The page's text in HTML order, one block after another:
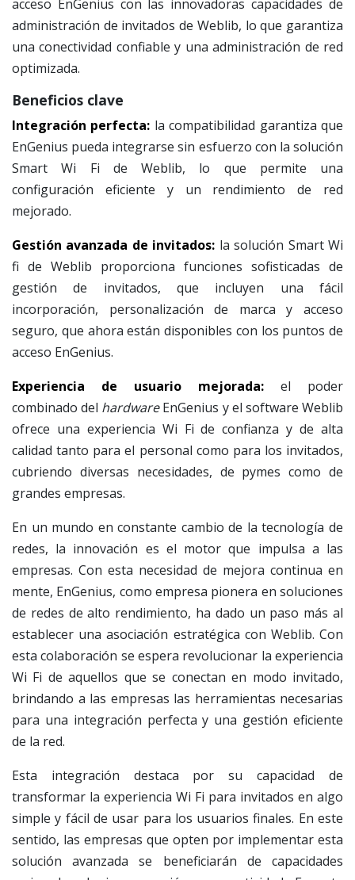
acceso EnGenius con las innovadoras capacidades de
administración de invitados de Weblib, lo que garantiza
una conectividad confiable y una administración de red
optimizada.
Beneficios clave
Integración perfecta: la compatibilidad garantiza que
EnGenius pueda integrarse sin esfuerzo con la solución
Smart Wi Fi de Weblib, lo que permite una
configuración eficiente y un rendimiento de red
mejorado.
Gestión avanzada de invitados: la solución Smart Wi
fi de Weblib proporciona funciones sofisticadas de
gestión de invitados, que incluyen una fácil
incorporación, personalización de marca y acceso
seguro, que ahora están disponibles con los puntos de
acceso EnGenius.
Experiencia de usuario mejorada: el poder
combinado del hardwareEnGenius y el software Weblib
ofrece una experiencia Wi Fi de confianza y de alta
calidad tanto para el personal como para los invitados,
cubriendo diversas necesidades, de pymes como de
grandes empresas.
En un mundo en constante cambio de la tecnología de
redes, la innovación es el motor que impulsa a las
empresas. Con esta necesidad de mejora continua en
mente, EnGenius, como empresa pionera en soluciones
de redes de alto rendimiento, ha dado un paso más al
establecer una asociación estratégica con Weblib. Con
esta colaboración se espera revolucionar la experiencia
Wi Fi de aquellos que se conectan en modo invitado,
brindando a las empresas las herramientas necesarias
para una integración perfecta y una gestión eficiente
de la red.
Esta integración destaca por su capacidad de
transformar la experiencia Wi Fi para invitados en algo
simple y fácil de usar para los usuarios finales. En este
sentido, las empresas que opten por implementar esta
solución avanzada se beneficiarán de capacidades